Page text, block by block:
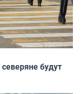
будут